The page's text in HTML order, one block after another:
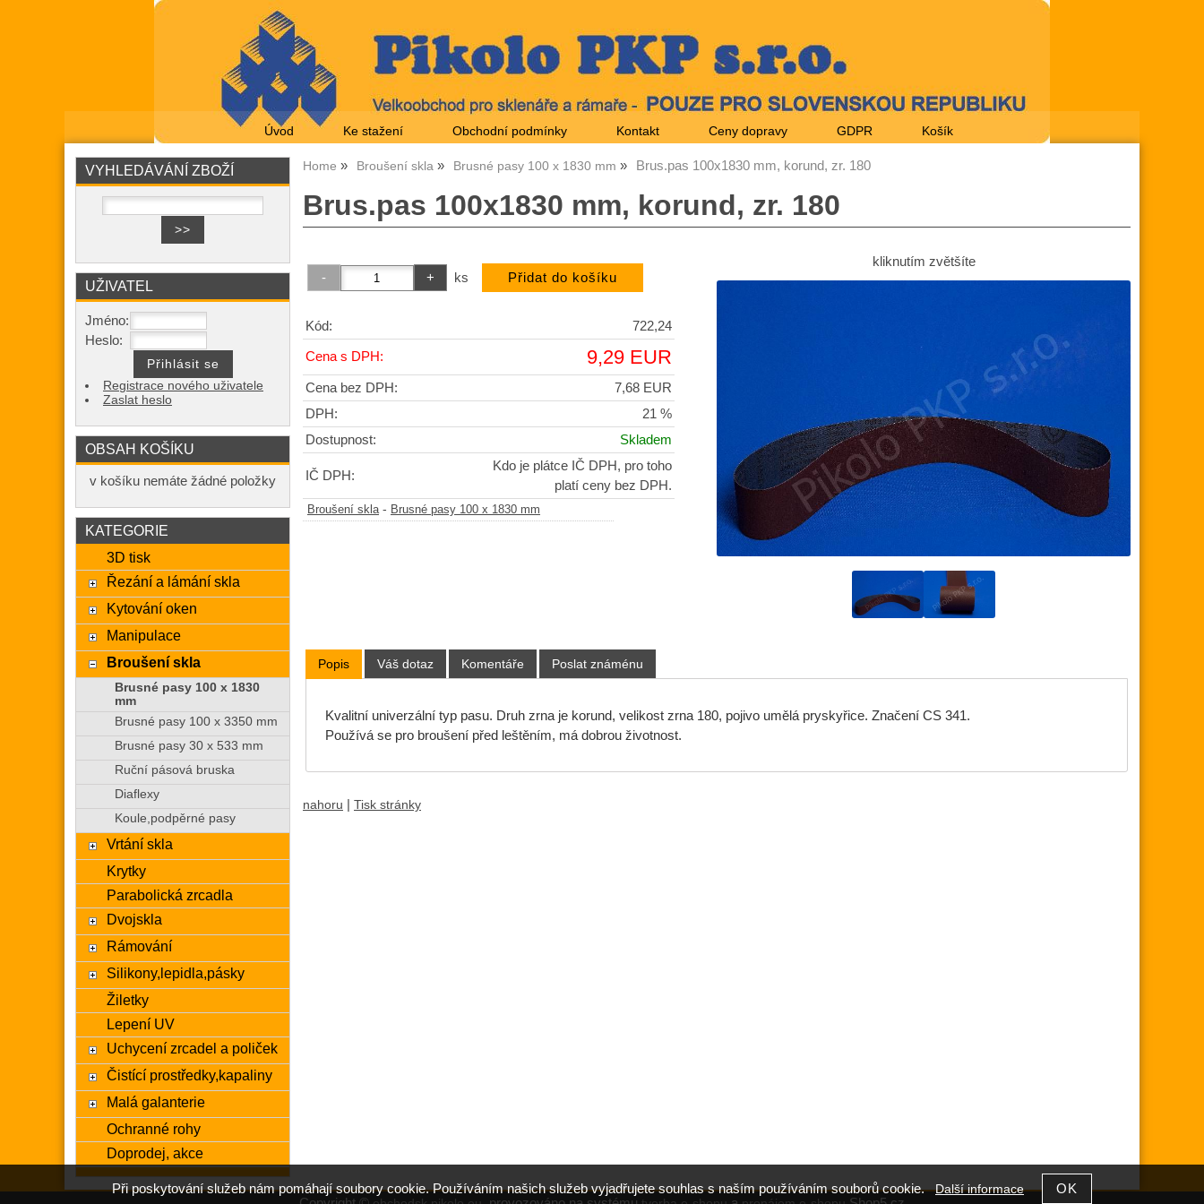
Úvod Ke stažení Obchodní podmínky Kontakt Ceny dopravy GDPR Košík
Home Broušení skla Brusné pasy 100 x 1830 mm Brus.pas 100x1830 mm, korund, zr. 180
Brus.pas 100x1830 mm, korund, zr. 180
kliknutím zvětšíte
ks
Kód: 722,24
Cena s DPH: 9,29 EUR
Cena bez DPH:
7,68 EUR
DPH:
21 %
Dostupnost:
Skladem
IČ DPH:
Kdo je plátce IČ DPH, pro toho
platí ceny bez DPH.
Broušení skla- Brusné pasy 100 x 1830 mm
Popis Váš dotaz Komentáře Poslat známénu
Kvalitní univerzální typ pasu. Druh zrna je korund, velikost zrna 180, pojivo umělá pryskyřice. Značení CS 341.
Používá se pro broušení před leštěním, má dobrou životnost.
nahoru Tisk stránky
VYHLEDÁVÁNÍ ZBOŽÍ
UŽIVATEL
Jméno:
Heslo:
Registrace nového uživatele
Zaslat heslo
OBSAH KOŠÍKU
v košíku nemáte žádné položky
KATEGORIE
3D tisk
Řezání a lámání skla
Kytování oken
Manipulace
Broušení skla
Brusné pasy 100 x 1830
mm
Brusné pasy 100 x 3350 mm
Brusné pasy 30 x 533 mm
Ruční pásová bruska
Diaflexy
Koule,podpěrné pasy
Vrtání skla
Krytky
Parabolická zrcadla
Dvojskla
Rámování
Silikony,lepidla,pásky
Žiletky
Lepení UV
Uchycení zrcadel a poliček
Čistící prostředky,kapaliny
Malá galanterie
Ochranné rohy
Doprodej, akce
Při poskytování služeb nám pomáhají soubory cookie. Používáním našich služeb vyjadřujete souhlas s naším používáním souborů cookie.Další informace